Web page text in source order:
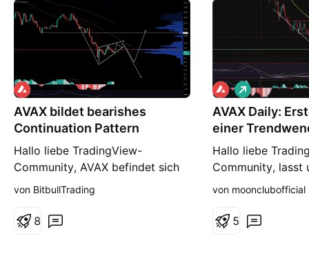
AVAX bildet bearishes
Continuation Pattern
Hallo liebe TradingView-
Community, AVAX befindet sich
nach dem größeren Abverkauf
schwachen Marktphase. Auf die
von BitbullTrading
8
AVAX Daily:
einer
Hallo liebe
Community, lasst
Mittwochmorgen
(AVAX) werfen.
L
o
n
von moonclubofficial
5